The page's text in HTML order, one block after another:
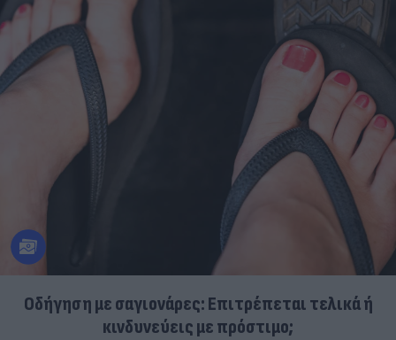
Οδήγηση με σαγιονάρες: Επιτρέπεται τελικά ή
κινδυνεύεις με πρόστιμο;